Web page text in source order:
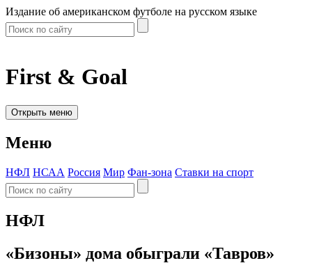
Издание об американском футболе на русском языке
First & Goal
Открыть меню
Меню
НФЛ НСАА Россия Мир Фан-зона Ставки на спорт
НФЛ
«Бизоны» дома обыграли «Тавров»